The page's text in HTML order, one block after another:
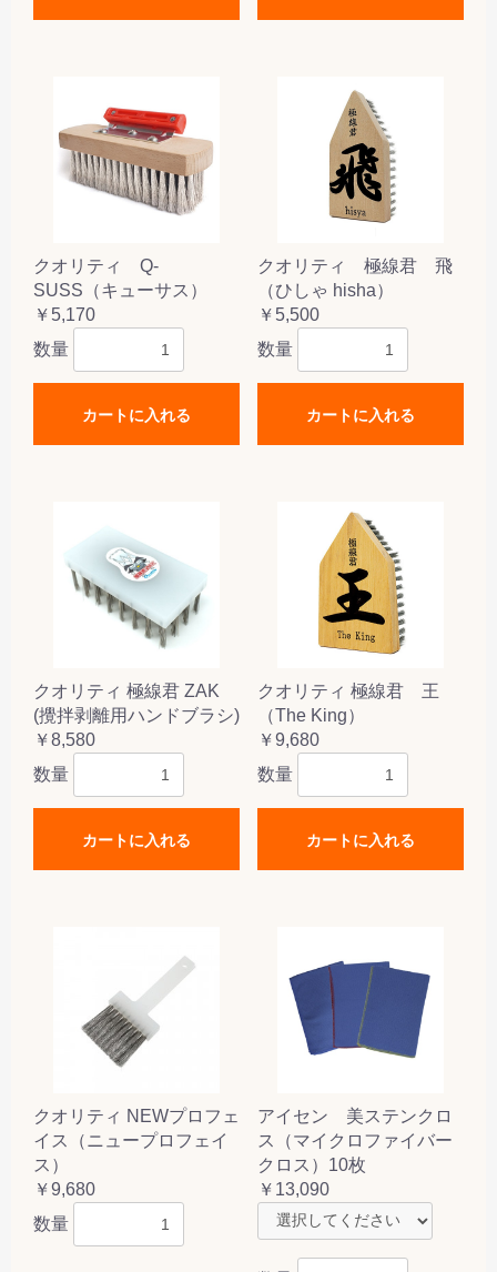
クオリティ Q-
SUSS（キューサス）
￥5,170
数量
カートに入れる
クオリティ 極線君 飛
（ひしゃ hisha）
￥5,500
数量
カートに入れる
クオリティ 極線君 ZAK
(攪拌剥離用ハンドブラシ)
￥8,580
数量
カートに入れる
クオリティ 極線君 王
（The King）
￥9,680
数量
カートに入れる
クオリティ NEWプロフェ
イス（ニュープロフェイ
ス）
￥9,680
数量
アイセン 美ステンクロ
ス（マイクロファイバー
クロス）10枚
￥13,090